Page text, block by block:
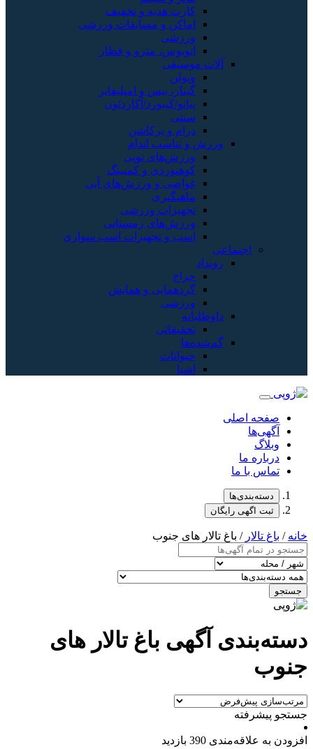
کارت هدیه و تخفیف
اماکن و مسابقات ورزشی
ورزشی
اتوبوس، مترو و قطار
آلات موسیقی
ویولن
گیتار، بیس و امپلیفایر
پیانو/کیبورد/آکاردئون
سنتی
درام و پرکاشن
ورزش و تناسب اندام
ورزش‌های توپی
کوهنوردی و کمپینگ
غواصی و ورزش‌های آبی
ماهیگیری
تجهیزات ورزشی
ورزش‌های زمستانی
اسب و تجهیزات اسب سواری
اجتماعی
رویداد
حراج
گردهمایی و همایش
ورزشی
داوطلبانه
تحقیقاتی
گم‌شده‌ها
حیوانات
اشیا
صفحه اصلی
آگهی‌ها
وبلاگ
درباره ما
تماس با ما
دسته‌بندی‌ها
ثبت اگهی رایگان
خانه / باغ تالار / باغ تالار های جنوب
جستجو
دسته‌بندی آگهی باغ تالار های
جنوب
جستجو پیشرفته
افزودن به علاقه‌مندی 390 بازدید